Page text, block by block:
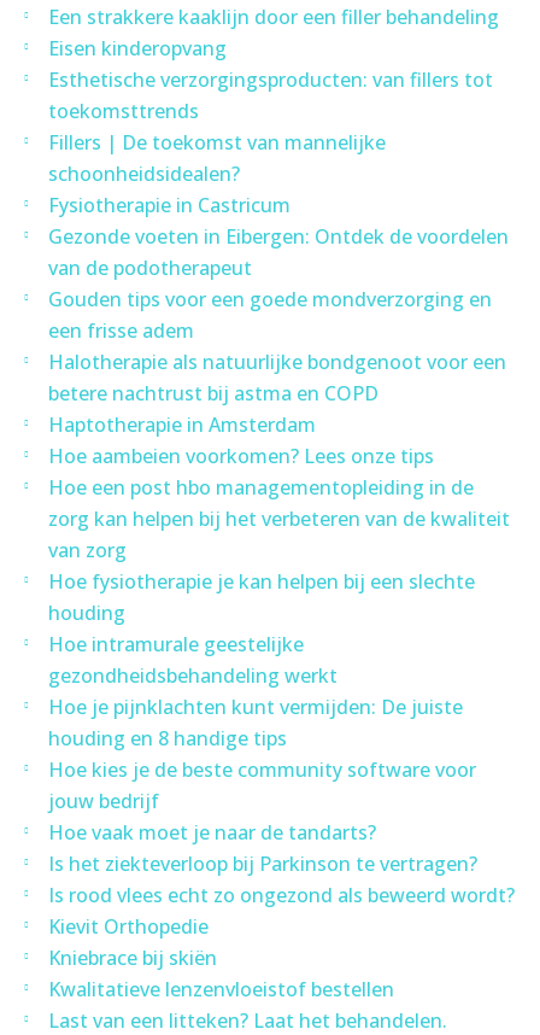
Een strakkere kaaklijn door een filler behandeling
Eisen kinderopvang
Esthetische verzorgingsproducten: van fillers tot
toekomsttrends
Fillers | De toekomst van mannelijke
schoonheidsidealen?
Fysiotherapie in Castricum
Gezonde voeten in Eibergen: Ontdek de voordelen
van de podotherapeut
Gouden tips voor een goede mondverzorging en
een frisse adem
Halotherapie als natuurlijke bondgenoot voor een
betere nachtrust bij astma en COPD
Haptotherapie in Amsterdam
Hoe aambeien voorkomen? Lees onze tips
Hoe een post hbo managementopleiding in de
zorg kan helpen bij het verbeteren van de kwaliteit
van zorg
Hoe fysiotherapie je kan helpen bij een slechte
houding
Hoe intramurale geestelijke
gezondheidsbehandeling werkt
Hoe je pijnklachten kunt vermijden: De juiste
houding en 8 handige tips
Hoe kies je de beste community software voor
jouw bedrijf
Hoe vaak moet je naar de tandarts?
Is het ziekteverloop bij Parkinson te vertragen?
Is rood vlees echt zo ongezond als beweerd wordt?
Kievit Orthopedie
Kniebrace bij skiën
Kwalitatieve lenzenvloeistof bestellen
Last van een litteken? Laat het behandelen.